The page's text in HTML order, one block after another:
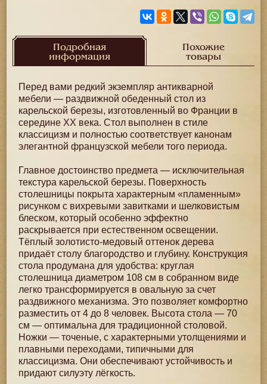
Подробная
информация
Похожие
товары
Перед вами редкий экземпляр антикварной
мебели — раздвижной обеденный стол из
карельской березы, изготовленный во Франции в
середине XX века. Стол выполнен в стиле
классицизм и полностью соответствует канонам
элегантной французской мебели того периода.
Главное достоинство предмета — исключительная
текстура карельской березы. Поверхность
столешницы покрыта характерным «пламенным»
рисунком с вихревыми завитками и шелковистым
блеском, который особенно эффектно
раскрывается при естественном освещении.
Тёплый золотисто-медовый оттенок дерева
придаёт столу благородство и глубину. Конструкция
стола продумана для удобства: круглая
столешница диаметром 108 см в собранном виде
легко трансформируется в овальную за счет
раздвижного механизма. Это позволяет комфортно
разместить от 4 до 8 человек. Высота стола — 70
см — оптимальна для традиционной столовой.
Ножки — точеные, с характерными утолщениями и
плавными переходами, типичными для
классицизма. Они обеспечивают устойчивость и
придают силуэту лёгкость.